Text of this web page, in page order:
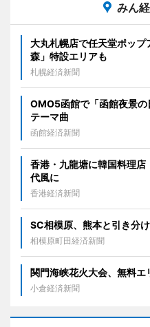
みん
大丸札幌店で任天堂ポッ
森」特設エリアも
札幌経済新聞
OMO5函館で「函館夜景
テーマ曲
函館経済新聞
香港・九龍塘に韓国料理
代風に
香港経済新聞
SC相模原、熊本と引き分
相模原町田経済新聞
関門海峡花火大会、無料
小倉経済新聞